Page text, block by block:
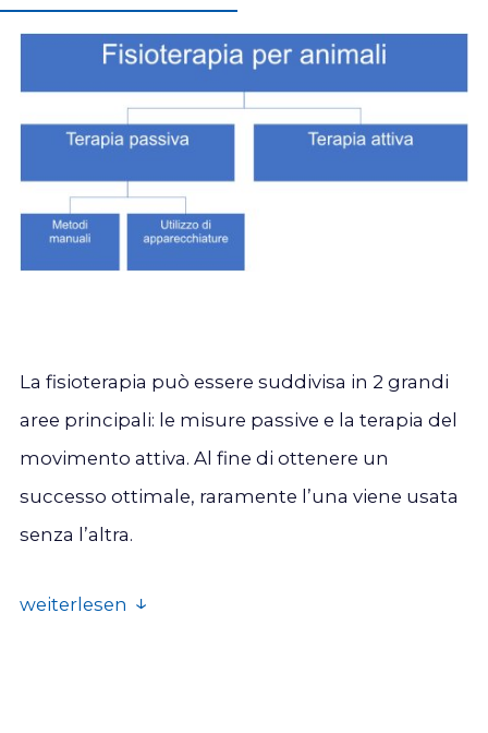
La fisioterapia può essere suddivisa in 2 grandi
aree principali: le misure passive e la terapia del
movimento attiva. Al fine di ottenere un
successo ottimale, raramente l’una viene usata
senza l’altra.
weiterlesen